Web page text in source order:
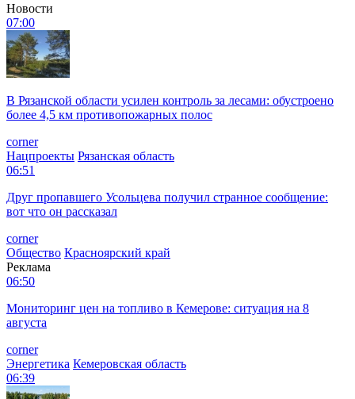
Новости
07:00
В Рязанской области усилен контроль за лесами: обустроено
более 4,5 км противопожарных полос
corner
Нацпроекты Рязанская область
06:51
Друг пропавшего Усольцева получил странное сообщение:
вот что он рассказал
corner
Общество Красноярский край
Реклама
06:50
Мониторинг цен на топливо в Кемерове: ситуация на 8
августа
corner
Энергетика Кемеровская область
06:39